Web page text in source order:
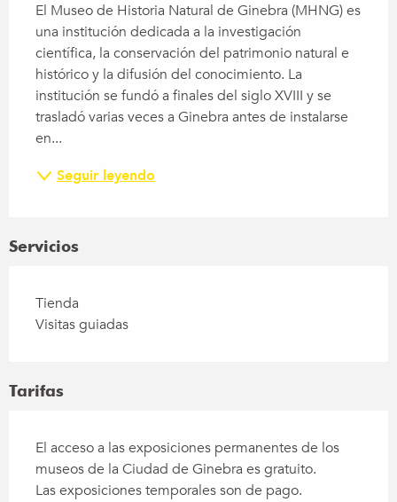
El Museo de Historia Natural de Ginebra (MHNG) es
una institución dedicada a la investigación
científica, la conservación del patrimonio natural e
histórico y la difusión del conocimiento. La
institución se fundó a finales del siglo XVIII y se
trasladó varias veces a Ginebra antes de instalarse
en...
Seguir leyendo
Servicios
Tienda
Visitas guiadas
Tarifas
El acceso a las exposiciones permanentes de los
museos de la Ciudad de Ginebra es gratuito.
Las exposiciones temporales son de pago.